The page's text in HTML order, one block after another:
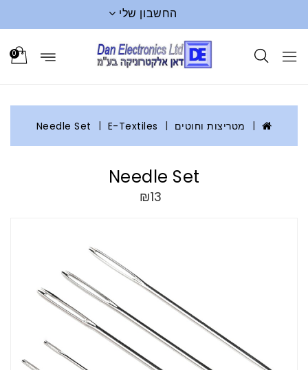
החשבון שלי
0
מטריצות וחוטים E-Textiles
Needle Set
Needle Set
₪13